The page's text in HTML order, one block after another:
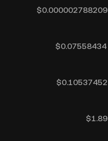
$0.000002788209
$0.07558434
$0.10537452
$1.89